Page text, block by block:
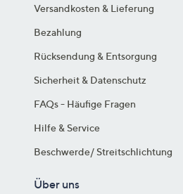
Versandkosten & Lieferung
Bezahlung
Rücksendung & Entsorgung
Sicherheit & Datenschutz
FAQs - Häufige Fragen
Hilfe & Service
Beschwerde/ Streitschlichtung
Über uns